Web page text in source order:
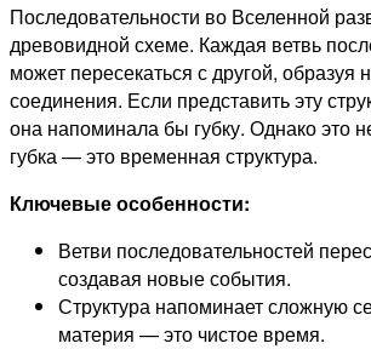
Последовательности во Вселенной
древовидной схеме. Каждая ветвь
может пересекаться с другой, образуя
соединения. Если представить эту
она напоминала бы губку. Однако это
губка — это временная структура.
Ключевые особенности:
Ветви последовательностей
создавая новые события.
Структура напоминает сложную
материя — это чистое время.